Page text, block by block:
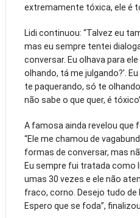
extremamente tóxica, ele é
Lidi continuou: “Talvez eu
mas eu sempre tentei
conversar. Eu olhava para ele
olhando, tá me julgando?’.
te paquerando, só te
não sabe o que quer, é
A famosa ainda revelou que
“Ele me chamou de
formas de conversar, mas
Eu sempre fui tratada como
umas 30 vezes e ele não
fraco, corno. Desejo tudo de
Espero que se foda”,